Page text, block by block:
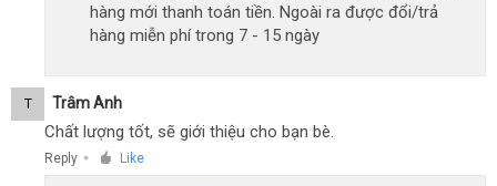
hàng mới thanh toán tiền. Ngoài ra được đổi/trả
hàng miễn phí trong 7 - 15 ngày
T Trâm Anh
Chất lượng tốt, sẽ giới thiệu cho bạn bè.
Reply ● Like